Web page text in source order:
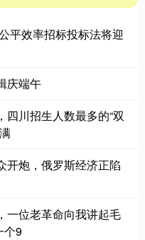
平效率招标投标法将迎
庆端午
川招生人数最多的“双
开炮，俄罗斯经济正陷
一位老革命向我讲起毛
个9